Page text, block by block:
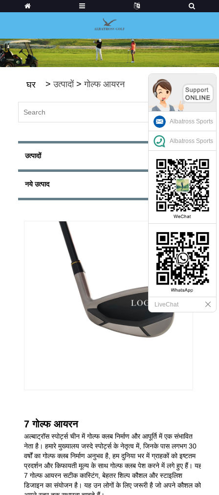
घर > उत्पादों>गोल्फ आयरन
उत्पादों
नये उत्पाद
7 गोल्फ आयरन
अल्बाट्रॉस स्पोर्ट्स चीन में गोल्फ क्लब निर्माण और आपूर्ति में एक संभावित
नेता है। हमारे मुख्यालय जस्दे स्पोर्ट्स के नेतृत्व में, जिनके पास लगभग 30
वर्षों का गोल्फ क्लब निर्माण अनुभव है, हम दुनिया भर में ग्राहकों को इष्टतम
प्रदर्शन और किफायती मूल्य के साथ गोल्फ क्लब पेश करने में लगे हुए हैं। यह
7 गोल्फ आयरन सटीक कास्टिंग, बेहतर शिल्प कौशल और स्टाइलिश
डिजाइन का संयोजन है। यह उन लोगों के लिए जरूरी है जो अपने कौशल को
Albatross Sports
Albatross Sports
LiveChat